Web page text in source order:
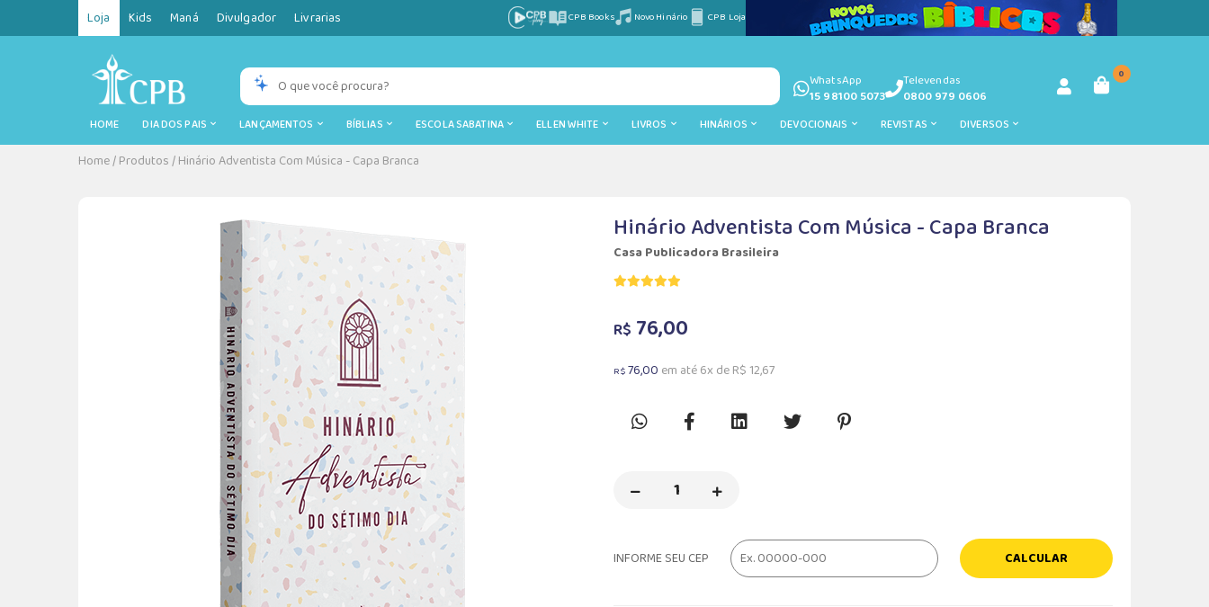
Loja Kids Maná Divulgador Livrarias CPB Books Novo Hinário CPB Loja
WhatsApp
15 98100 5073
Televendas
0800 979 0606
0
HOME DIA DOS PAIS LANÇAMENTOS BÍBLIAS ESCOLA SABATINA ELLEN WHITE LIVROS HINÁRIOS DEVOCIONAIS REVISTAS DIVERSOS
Home/Produtos/Hinário Adventista Com Música - Capa Branca
Hinário Adventista Com Música - Capa Branca
Casa Publicadora Brasileira
R$ 76,00
R$76,00 em até 6x de R$ 12,67
INFORME SEU CEP CALCULAR